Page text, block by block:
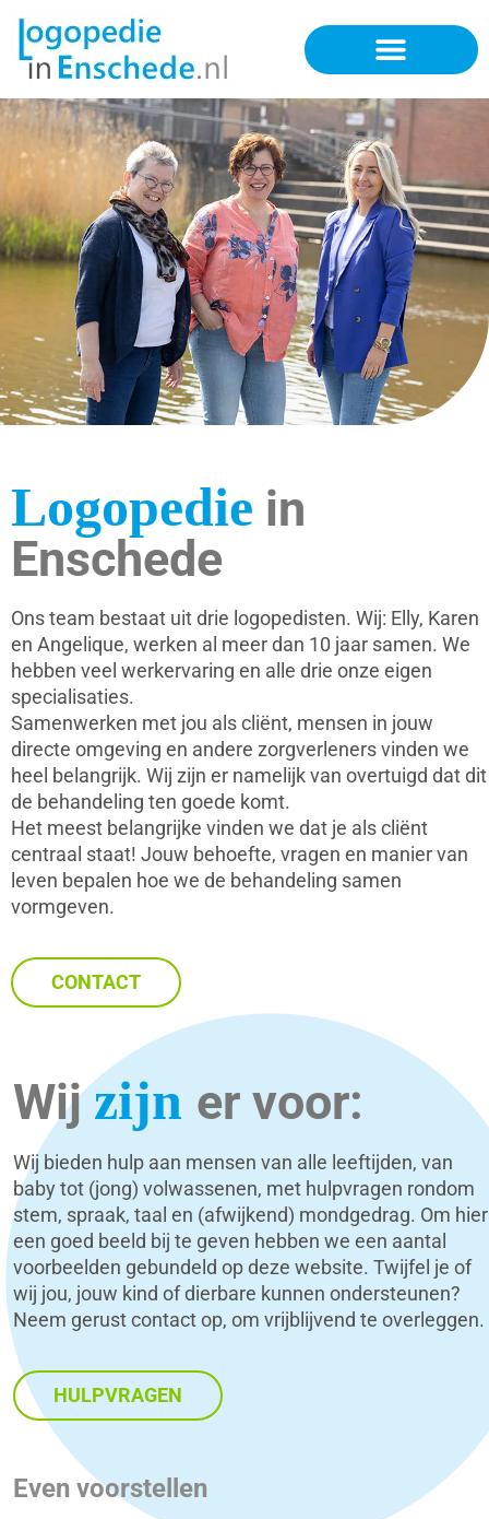
Logopedie in
Enschede
Ons team bestaat uit drie logopedisten. Wij: Elly, Karen
en Angelique, werken al meer dan 10 jaar samen. We
hebben veel werkervaring en alle drie onze eigen
specialisaties.
Samenwerken met jou als cliënt, mensen in jouw
directe omgeving en andere zorgverleners vinden we
heel belangrijk. Wij zijn er namelijk van overtuigd dat dit
de behandeling ten goede komt.
Het meest belangrijke vinden we dat je als cliënt
centraal staat! Jouw behoefte, vragen en manier van
leven bepalen hoe we de behandeling samen
vormgeven.
CONTACT
Wijzijn er voor:
Wij bieden hulp aan mensen van alle leeftijden, van
baby tot (jong) volwassenen, met hulpvragen rondom
stem, spraak, taal en (afwijkend) mondgedrag. Om hier
een goed beeld bij te geven hebben we een aantal
voorbeelden gebundeld op deze website. Twijfel je of
wij jou, jouw kind of dierbare kunnen ondersteunen?
Neem gerust contact op, om vrijblijvend te overleggen.
HULPVRAGEN
Even voorstellen